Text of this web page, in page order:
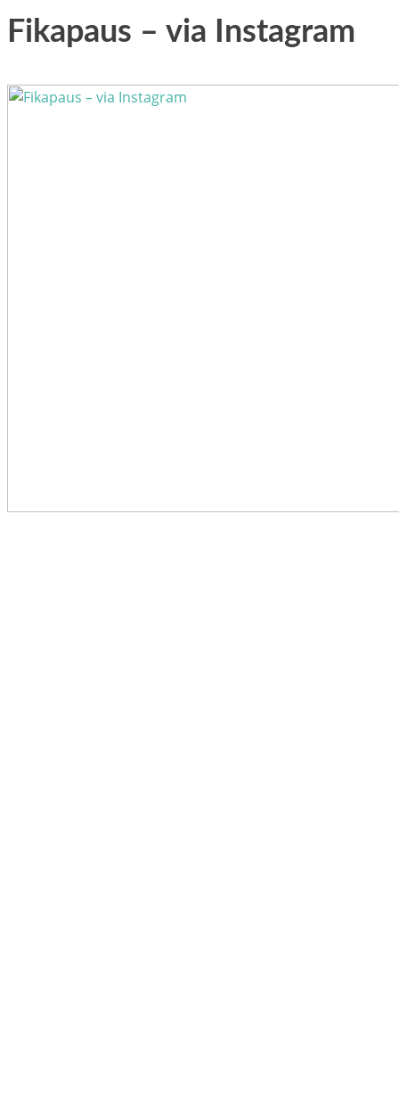
Fikapaus – via Instagram